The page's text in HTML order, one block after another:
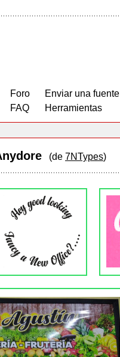
Foro
FAQ
Enviar una fuente
Herramientas
(de 7NTypes)